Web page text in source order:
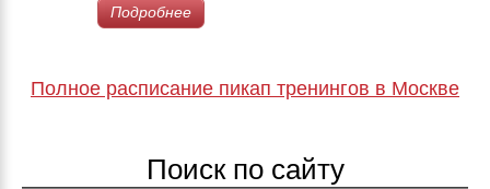
Подробнее
Полное расписание пикап тренингов в Москве
Поиск по сайту